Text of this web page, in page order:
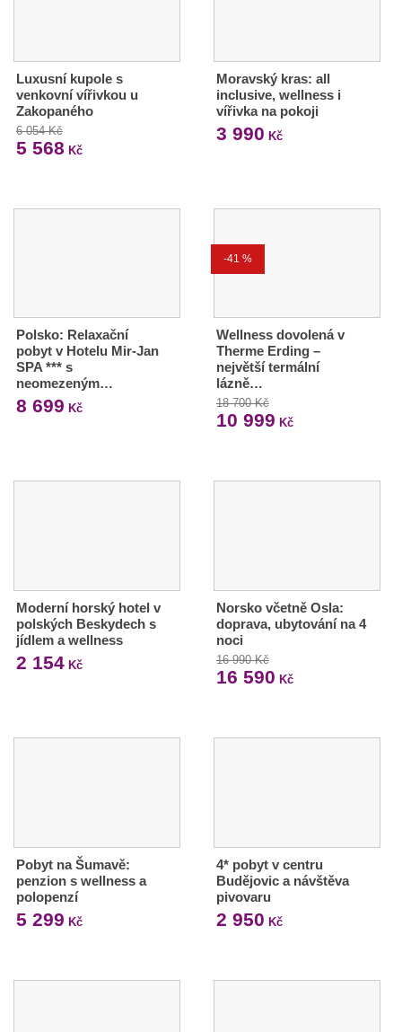
Luxusní kupole s
venkovní vířivkou u
Zakopaného
6 054 Kč
5 568 Kč
Moravský kras: all
inclusive, wellness i
vířivka na pokoji
3 990 Kč
Polsko: Relaxační
pobyt v Hotelu Mir-Jan
SPA *** s
neomezeným…
8 699 Kč
-41 %
Wellness dovolená v
Therme Erding –
největší termální
lázně…
18 700 Kč
10 999 Kč
Moderní horský hotel v
polských Beskydech s
jídlem a wellness
2 154 Kč
Norsko včetně Osla:
doprava, ubytování na 4
noci
16 990 Kč
16 590 Kč
Pobyt na Šumavě:
penzion s wellness a
polopenzí
5 299 Kč
4* pobyt v centru
Budějovic a návštěva
pivovaru
2 950 Kč